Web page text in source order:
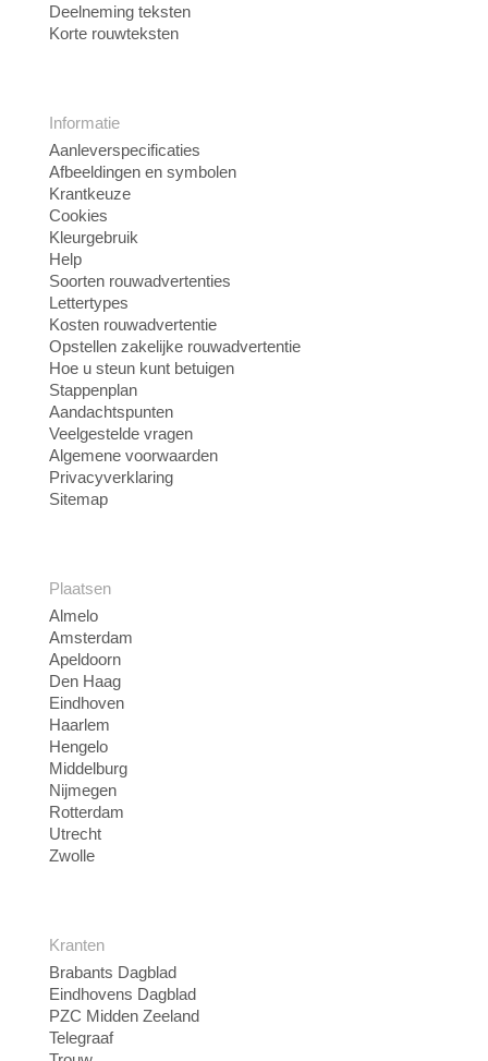
Deelneming teksten
Korte rouwteksten
Informatie
Aanleverspecificaties
Afbeeldingen en symbolen
Krantkeuze
Cookies
Kleurgebruik
Help
Soorten rouwadvertenties
Lettertypes
Kosten rouwadvertentie
Opstellen zakelijke rouwadvertentie
Hoe u steun kunt betuigen
Stappenplan
Aandachtspunten
Veelgestelde vragen
Algemene voorwaarden
Privacyverklaring
Sitemap
Plaatsen
Almelo
Amsterdam
Apeldoorn
Den Haag
Eindhoven
Haarlem
Hengelo
Middelburg
Nijmegen
Rotterdam
Utrecht
Zwolle
Kranten
Brabants Dagblad
Eindhovens Dagblad
PZC Midden Zeeland
Telegraaf